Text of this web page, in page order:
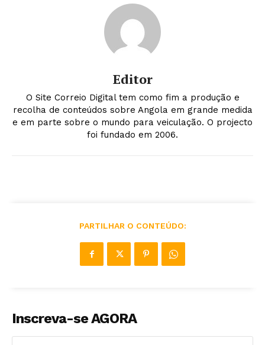
Editor
O Site Correio Digital tem como fim a produção e
recolha de conteúdos sobre Angola em grande medida
e em parte sobre o mundo para veiculação. O projecto
foi fundado em 2006.
PARTILHAR O CONTEÚDO:
Inscreva-se AGORA